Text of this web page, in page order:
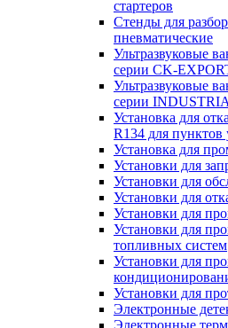
стартеров
Стенды для
пневматические
Ультразвуковые
серии CK-
Ультразвуковые
серии
Установка для
R134 для пунктов
Установка для
Установки для
Установки для
Установки для
Установки для
Установки для
топливных систем
Установки для
Установки для
Электронные
Электронные